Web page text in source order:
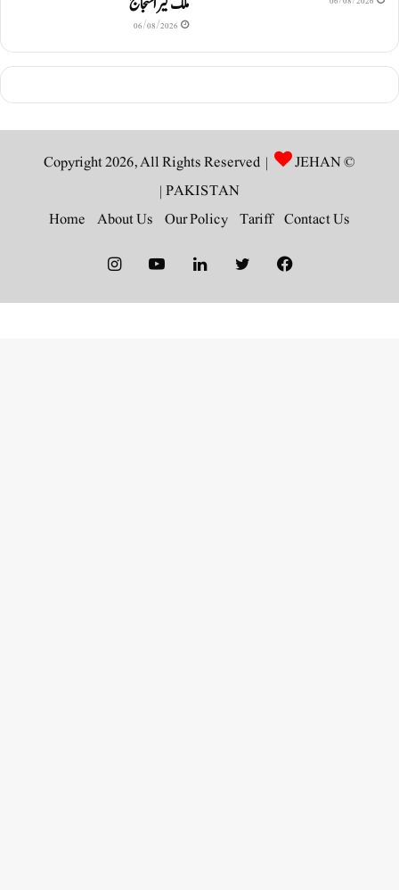
06/08/2026
© Copyright 2026, All Rights Reserved |
JEHAN
PAKISTAN
|
Contact Us
Tariff
Our Policy
About Us
Home
Facebook
Twitter
LinkedIn
YouTube
Instagram